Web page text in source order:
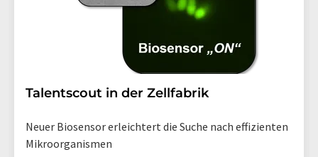
Talentscout in der Zellfabrik
Neuer Biosensor erleichtert die Suche nach effizienten
Mikroorganismen